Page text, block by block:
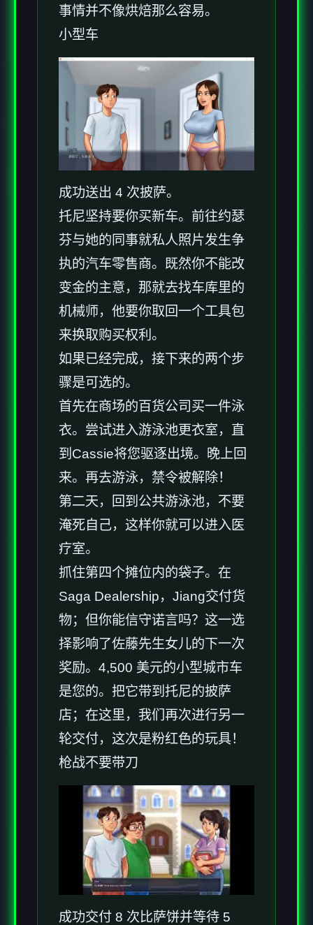
事情并不像烘焙那么容易。
小型车
成功送出 4 次披萨。
托尼坚持要你买新车。前往约瑟
芬与她的同事就私人照片发生争
执的汽车零售商。既然你不能改
变金的主意，那就去找车库里的
机械师，他要你取回一个工具包
来换取购买权利。
如果已经完成，接下来的两个步
骤是可选的。
首先在商场的百货公司买一件泳
衣。尝试进入游泳池更衣室，直
到Cassie将您驱逐出境。晚上回
来。再去游泳，禁令被解除！
第二天，回到公共游泳池，不要
淹死自己，这样你就可以进入医
疗室。
抓住第四个摊位内的袋子。在
Saga Dealership，Jiang交付货
物；但你能信守诺言吗？这一选
择影响了佐藤先生女儿的下一次
奖励。4,500 美元的小型城市车
是您的。把它带到托尼的披萨
店；在这里，我们再次进行另一
轮交付，这次是粉红色的玩具！
枪战不要带刀
成功交付 8 次比萨饼并等待 5